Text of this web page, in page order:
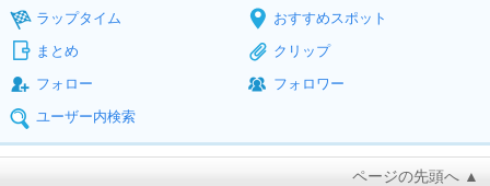
ラップタイム
おすすめスポット
まとめ
クリップ
フォロー
フォロワー
ユーザー内検索
ページの先頭へ ▲